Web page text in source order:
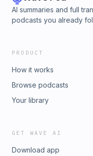
AI summaries and full
podcasts you already
PRODUCT
How it works
Browse podcasts
Your library
GET WAVE AI
Download app